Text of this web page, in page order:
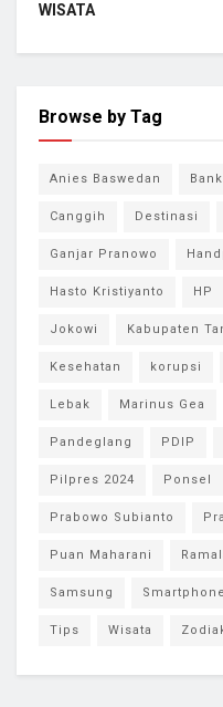
WISATA
Browse by Tag
Anies Baswedan
Canggih Destinasi
Ganjar Pranowo
Hasto Kristiyanto HP
Jokowi Kabupaten
Kesehatan korupsi
Lebak Marinus Gea
Pandeglang PDIP
Pilpres 2024 Ponsel
Prabowo Subianto
Puan Maharani
Samsung Smartphone
Tips Wisata